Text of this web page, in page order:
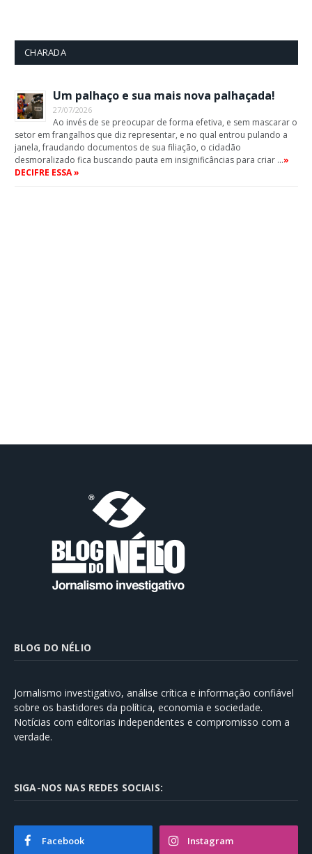
CHARADA
Um palhaço e sua mais nova palhaçada!
27/07/2026
Ao invés de se preocupar de forma efetiva, e sem mascarar o
setor em frangalhos que diz representar, e no qual entrou pulando a
janela, fraudando documentos de sua filiação, o cidadão
desmoralizado fica buscando pauta em insignificâncias para criar …»
DECIFRE ESSA »
BLOG DO NÉLIO
Jornalismo investigativo, análise crítica e informação confiável
sobre os bastidores da política, economia e sociedade.
Notícias com editorias independentes e compromisso com a
verdade.
SIGA-NOS NAS REDES SOCIAIS:
Facebook Instagram